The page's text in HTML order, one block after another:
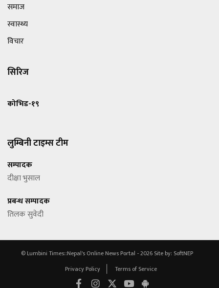
समाज
स्वास्थ्य
विचार
सिरिज
कोभिड-१९
लुम्बिनी टाइम्स टीम
सम्पादक
दीक्षा भुसाल
प्रबन्ध सम्पादक
तिलक सुवेदी
© Lumbini Times::Nepal's Online News Portal - 2026 Site by: SoftNEP
Privacy Policy
Terms of Service